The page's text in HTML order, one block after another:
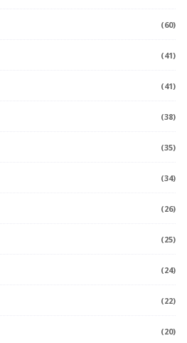
(60)
(41)
(41)
(38)
(35)
(34)
(26)
(25)
(24)
(22)
(20)